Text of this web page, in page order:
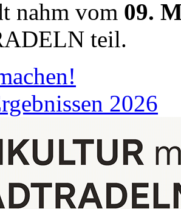
nahm vom 09.
teil.
2026